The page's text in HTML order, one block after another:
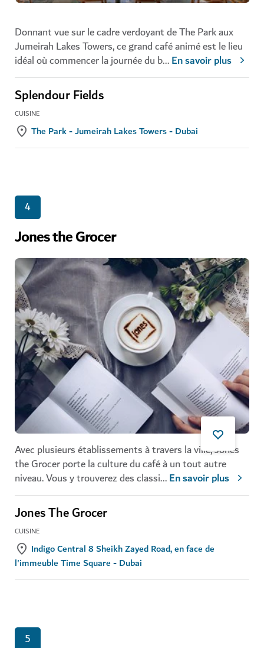
Donnant vue sur le cadre verdoyant de The Park aux
Jumeirah Lakes Towers, ce grand café animé est le lieu
idéal où commencer la journée du b...En savoir plus
Splendour Fields
CUISINE
The Park - Jumeirah Lakes Towers - Dubai
4
Jones the Grocer
Avec plusieurs établissements à travers la ville,Jones
the Grocerporte la culture du café à un tout autre
niveau. Vous y trouverez des classi...En savoir plus
Jones The Grocer
CUISINE
Indigo Central 8 Sheikh Zayed Road, en face de
l'immeuble Time Square - Dubai
5